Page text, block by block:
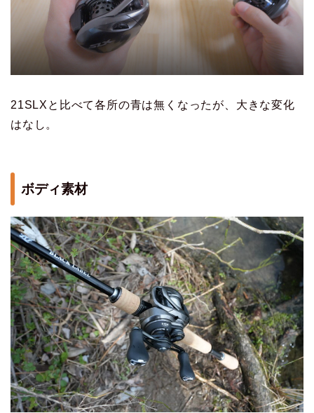
21SLXと比べて各所の青は無くなったが、大きな変化
はなし。
ボディ素材